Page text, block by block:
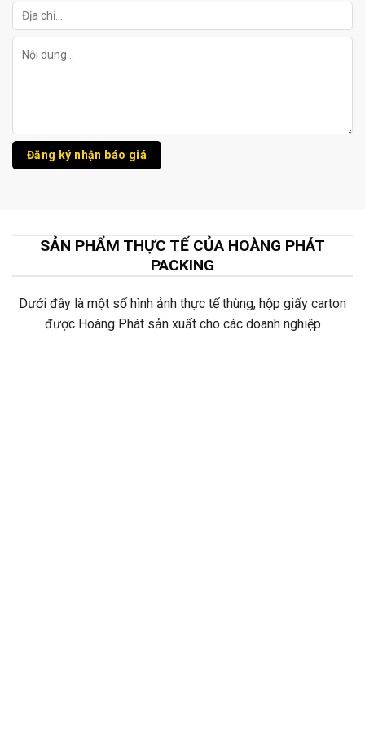
SẢN PHẨM THỰC TẾ CỦA HOÀNG PHÁT
PACKING
Dưới đây là một số hình ảnh thực tế thùng, hộp giấy carton
được Hoàng Phát sản xuất cho các doanh nghiệp